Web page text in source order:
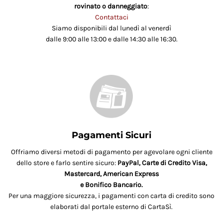
rovinato o danneggiato:
Contattaci
Siamo disponibili dal lunedì al venerdì
dalle 9:00 alle 13:00 e dalle 14:30 alle 16:30.
Pagamenti Sicuri
Offriamo diversi metodi di pagamento per agevolare ogni cliente
dello store e farlo sentire sicuro: PayPal, Carte di Credito Visa,
Mastercard, American Express
e Bonifico Bancario.
Per una maggiore sicurezza, i pagamenti con carta di credito sono
elaborati dal portale esterno di CartaSì.